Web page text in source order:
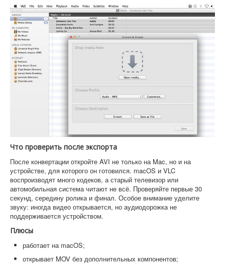
Что проверить после экспорта
После конвертации откройте AVI не только на Mac, но и на
устройстве, для которого он готовился. macOS и VLC
воспроизводят много кодеков, а старый телевизор или
автомобильная система читают не всё. Проверяйте первые 30
секунд, середину ролика и финал. Особое внимание уделите
звуку: иногда видео открывается, но аудиодорожка не
поддерживается устройством.
Плюсы
работает на macOS;
открывает MOV без дополнительных компонентов;